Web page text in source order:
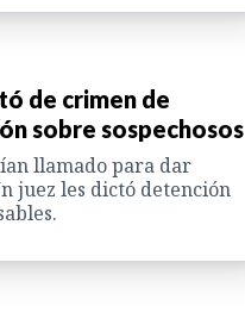
de crimen de
sobre sospechosos
llamado para dar
juez les dictó detención